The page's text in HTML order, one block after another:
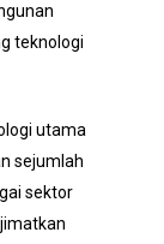
teknologi
utama
sejumlah
sektor